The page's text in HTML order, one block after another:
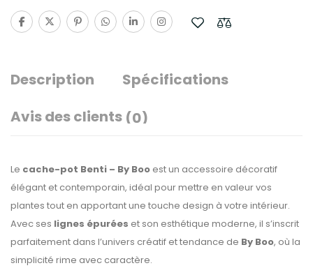
Description
Spécifications
Avis des clients (0)
Le cache-pot Benti – By Boo est un accessoire décoratif
élégant et contemporain, idéal pour mettre en valeur vos
plantes tout en apportant une touche design à votre intérieur.
Avec ses lignes épurées et son esthétique moderne, il s’inscrit
parfaitement dans l’univers créatif et tendance de By Boo, où la
simplicité rime avec caractère.